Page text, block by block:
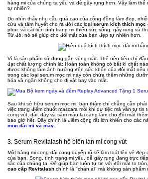
hàng mi của chúng ta yếu và dễ gãy rụng hơn. Vậy làm
tự nhiên?
Do nhìn thấy nhu cầu quá cao của cộng đồng làm đẹp,
cứu và tâm huyết cho ra đời các loại serum kích thích mọc
phục và cải tiến tình trạng mi thiếu sức sống, gãy rụng và
Từ đó, nó sẽ giúp cho đôi mắt của bạn đẹp tự nhiên hơn.
Vì là sản phẩm sử dụng gần vùng mắt. Thế nên tiêu chí
đạt chất lượng chính là: Hoàn toàn không có bất kì chất
được không làm ảnh hưởng đến sức khỏe của đôi mắt nếu
trong các loại serum mọc mi này còn chứa thêm những
hóa và ngăn không cho dị vật bay vào mắt.
Sau khi sở hữu serum mọc mi, bạn thậm chí chẳng cần
việc trang điểm chuốt mascara mỗi khi dự tiệc mà vẫn tự tin
cong vút, dài, dày và sậm màu lại càng làm cho đôi mắt
bao giờ hết. Đây chính là điểm cộng rất lớn khiến cho các
mọc dài mi và mày
3. Serum Revitalash hô biến làn mi cong vút
Một hàng mi cong dài cong quyến rũ sẽ làm toát lên vẻ đẹp
của bạn. Song, tình trạng mi yếu, dễ gãy rụng đang trực
sắc của chúng ta. Để giúp bạn luôn tự tin với đôi mắt to
cao cấp Revitalash chính là "chân ái" mà không sản phẩm